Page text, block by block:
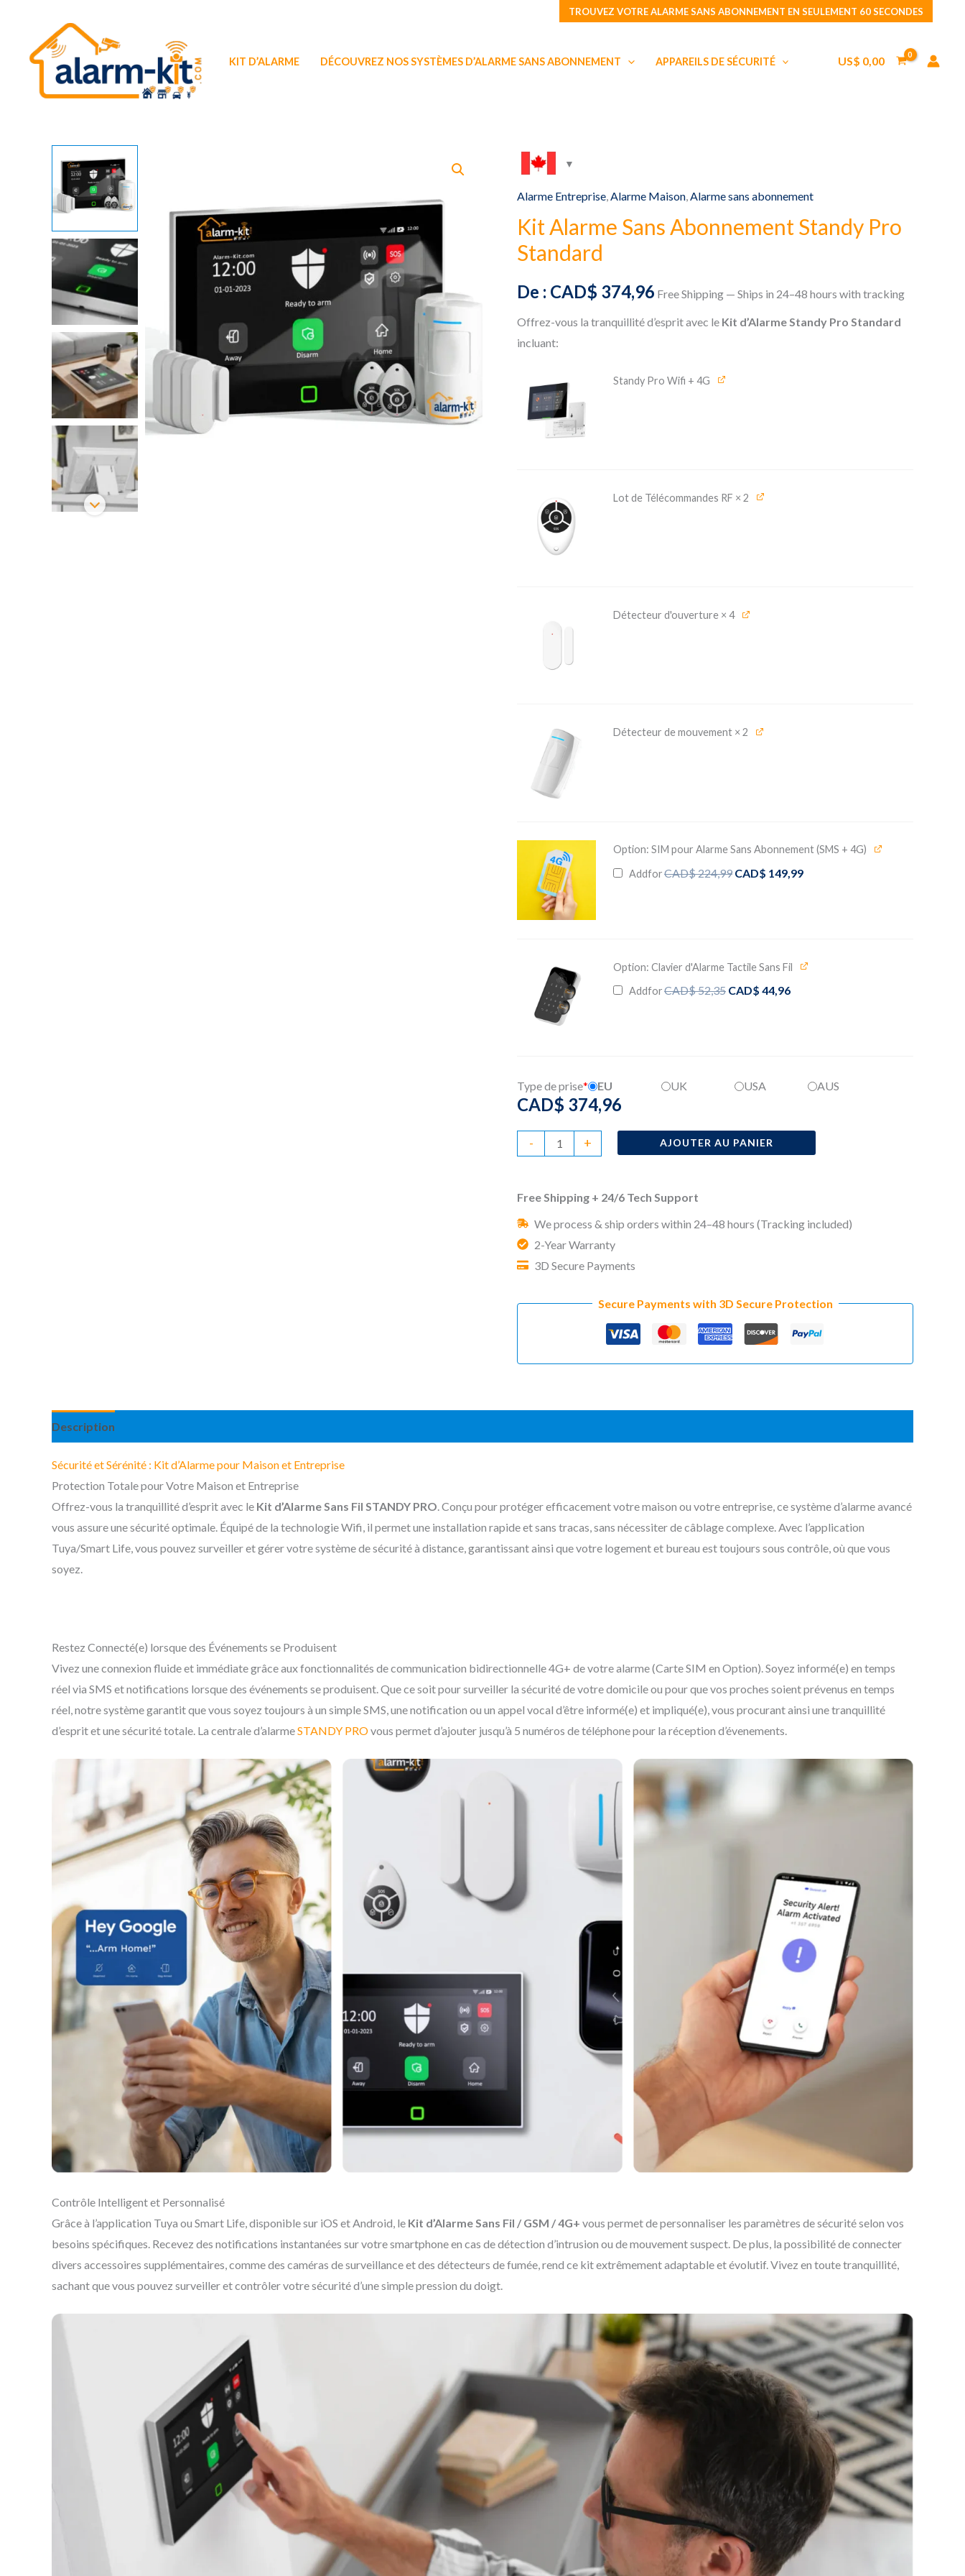
contenu
TROUVEZ VOTRE ALARME SANS ABONNEMENT EN SEULEMENT 60 SECONDES
KIT D’ALARME DÉCOUVREZ NOS SYSTÈMES D’ALARME SANS ABONNEMENT APPAREILS DE SÉCURITÉ US$ 0,00
Alarme Entreprise,Alarme Maison,Alarme sans abonnement
Kit Alarme Sans Abonnement Standy Pro
Standard
De : CAD$ 374,96 Free Shipping — Ships in 24–48 hours with tracking
Offrez-vous la tranquillité d’esprit avec le Kit d’Alarme Standy Pro Standard
incluant:
Standy Pro Wifi + 4G
Lot de Télécommandes RF × 2
Détecteur d'ouverture × 4
Détecteur de mouvement × 2
Option: SIM pour Alarme Sans Abonnement (SMS + 4G)
AddforCAD$224,99 Le
prix
CAD$ 149,99Le
Option: Clavier d'Alarme Tactile Sans Fil
AddforCAD$52,35 Le
prix
CAD$ 44,96Le
*
Type de prise EU UK USA AUS
CAD$ 374,96
-
de
Alarme
Sans
Abonnement
Standy
Standard
+ AJOUTER AU PANIER
Free Shipping + 24/6 Tech Support
We process & ship orders within 24–48 hours (Tracking included)
2-Year Warranty
3D Secure Payments
Secure Payments with 3D Secure Protection
Description
Sécurité et Sérénité : Kit d’Alarme pour Maison et Entreprise
Protection Totale pour Votre Maison et Entreprise
Offrez-vous la tranquillité d’esprit avec le Kit d’Alarme Sans Fil STANDY PRO . Conçu pour protéger efficacement votre maison ou votre entreprise, ce système d’alarme avancé
vous assure une sécurité optimale. Équipé de la technologie Wifi, il permet une installation rapide et sans tracas, sans nécessiter de câblage complexe. Avec l’application
Tuya/Smart Life, vous pouvez surveiller et gérer votre système de sécurité à distance, garantissant ainsi que votre logement et bureau est toujours sous contrôle, où que vous
soyez.
Restez Connecté(e) lorsque des Événements se Produisent
Vivez une connexion fluide et immédiate grâce aux fonctionnalités de communication bidirectionnelle 4G+ de votre alarme (Carte SIM en Option). Soyez informé(e) en temps
réel via SMS et notifications lorsque des événements se produisent. Que ce soit pour surveiller la sécurité de votre domicile ou pour que vos proches soient prévenus en temps
réel, notre système garantit que vous soyez toujours à un simple SMS, une notification ou un appel vocal d’être informé(e) et impliqué(e), vous procurant ainsi une tranquillité
d’esprit et une sécurité totale. La centrale d’alarmeSTANDY PROvous permet d’ajouter jusqu’à 5 numéros de téléphone pour la réception d’évenements.
Contrôle Intelligent et Personnalisé
Grâce à l’application Tuya ou Smart Life, disponible sur iOS et Android, le Kit d’Alarme Sans Fil / GSM / 4G+ vous permet de personnaliser les paramètres de sécurité selon vos
besoins spécifiques. Recevez des notifications instantanées sur votre smartphone en cas de détection d’intrusion ou de mouvement suspect. De plus, la possibilité de connecter
divers accessoires supplémentaires, comme des caméras de surveillance et des détecteurs de fumée, rend ce kit extrêmement adaptable et évolutif. Vivez en toute tranquillité,
sachant que vous pouvez surveiller et contrôler votre sécurité d’une simple pression du doigt.